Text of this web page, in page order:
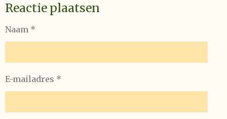
Reactie plaatsen
Naam *
E-mailadres *